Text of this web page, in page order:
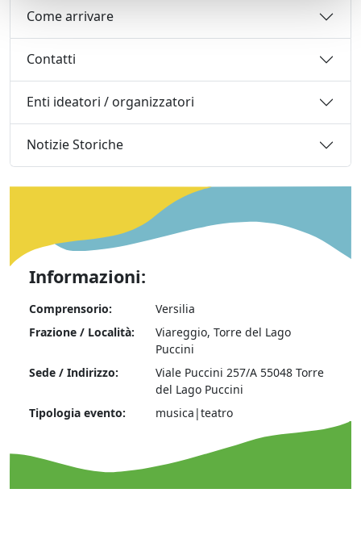
Come arrivare
Contatti
Enti ideatori / organizzatori
Notizie Storiche
Informazioni:
Comprensorio:
Versilia
Frazione / Località:
Viareggio, Torre del Lago
Puccini
Sede / Indirizzo:
Viale Puccini 257/A 55048 Torre
del Lago Puccini
Tipologia evento:
musica|teatro